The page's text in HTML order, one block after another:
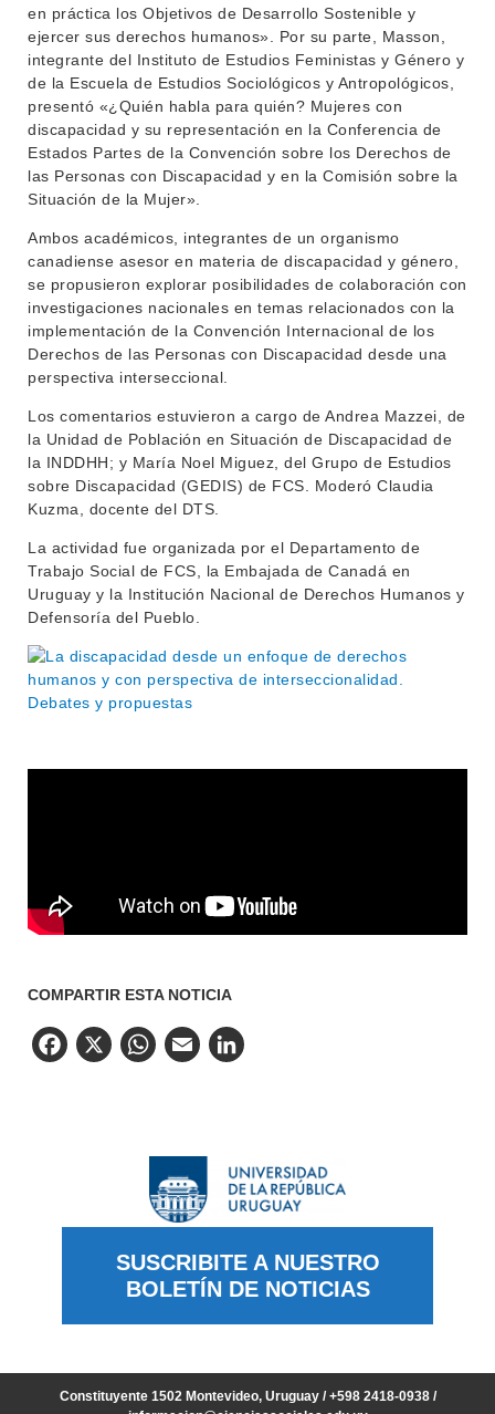
SERVICIOS
LLAMADOS
MOVILIDAD ACADÉMICA
BIBLIOTECA
en práctica los Objetivos de Desarrollo Sostenible y
ejercer sus derechos humanos». Por su parte, Masson,
integrante del Instituto de Estudios Feministas y Género y
de la Escuela de Estudios Sociológicos y Antropológicos,
presentó «¿Quién habla para quién? Mujeres con
discapacidad y su representación en la Conferencia de
Estados Partes de la Convención sobre los Derechos de
las Personas con Discapacidad y en la Comisión sobre la
Situación de la Mujer».
Ambos académicos, integrantes de un organismo
canadiense asesor en materia de discapacidad y género,
se propusieron explorar posibilidades de colaboración con
investigaciones nacionales en temas relacionados con la
implementación de la Convención Internacional de los
Derechos de las Personas con Discapacidad desde una
perspectiva interseccional.
Los comentarios estuvieron a cargo de Andrea Mazzei, de
la Unidad de Población en Situación de Discapacidad de
la INDDHH; y María Noel Miguez, del Grupo de Estudios
sobre Discapacidad (GEDIS) de FCS. Moderó Claudia
Kuzma, docente del DTS.
La actividad fue organizada por el Departamento de
Trabajo Social de FCS, la Embajada de Canadá en
Uruguay y la Institución Nacional de Derechos Humanos y
Defensoría del Pueblo.
COMPARTIR ESTA NOTICIA
Facebook
X WhatsApp
Email
SUSCRIBITE A NUESTRO
BOLETÍN DE NOTICIAS
Constituyente 1502 Montevideo, Uruguay / +598 2418-0938 /